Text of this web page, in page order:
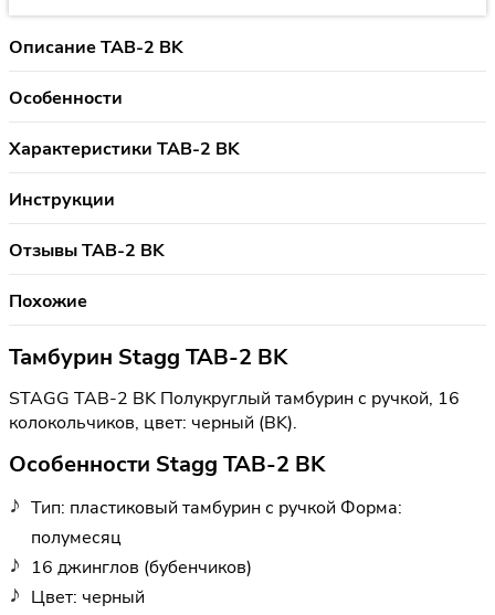
Описание TAB-2 BK
Особенности
Характеристики TAB-2 BK
Инструкции
Отзывы TAB-2 BK
Похожие
Тамбурин Stagg TAB-2 BK
STAGG TAB-2 BK Полукруглый тамбурин с ручкой, 16
колокольчиков, цвет: черный (BK).
Особенности Stagg TAB-2 BK
Тип: пластиковый тамбурин с ручкой Форма:
полумесяц
16 джинглов (бубенчиков)
Цвет: черный